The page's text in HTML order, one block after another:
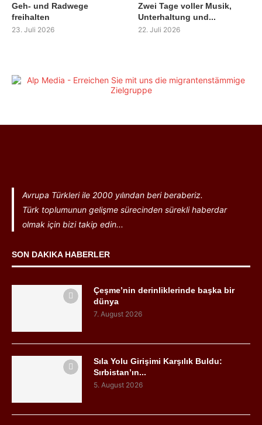
Geh- und Radwege
freihalten
23. Juli 2026
Zwei Tage voller Musik,
Unterhaltung und...
22. Juli 2026
Avrupa Türkleri ile 2000 yılından beri beraberiz.
Türk toplumunun gelişme sürecinden sürekli haberdar
olmak için bizi takip edin...
SON DAKIKA HABERLER
Çeşme’nin derinliklerinde başka bir
dünya
7. August 2026
Sıla Yolu Girişimi Karşılık Buldu:
Sırbistan’ın...
5. August 2026